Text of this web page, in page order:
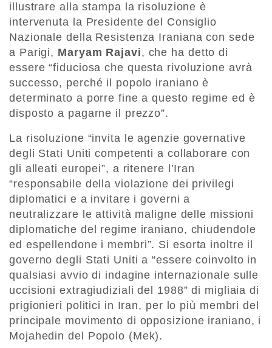
illustrare alla stampa la risoluzione è
intervenuta la Presidente del Consiglio
Nazionale della Resistenza Iraniana con sede
a Parigi, Maryam Rajavi, che ha detto di
essere “fiduciosa che questa rivoluzione avrà
successo, perché il popolo iraniano è
determinato a porre fine a questo regime ed è
disposto a pagarne il prezzo”.
La risoluzione “invita le agenzie governative
degli Stati Uniti competenti a collaborare con
gli alleati europei”, a ritenere l’Iran
“responsabile della violazione dei privilegi
diplomatici e a invitare i governi a
neutralizzare le attività maligne delle missioni
diplomatiche del regime iraniano, chiudendole
ed espellendone i membri”. Si esorta inoltre il
governo degli Stati Uniti a “essere coinvolto in
qualsiasi avvio di indagine internazionale sulle
uccisioni extragiudiziali del 1988” di migliaia di
prigionieri politici in Iran, per lo più membri del
principale movimento di opposizione iraniano, i
Mojahedin del Popolo (Mek).